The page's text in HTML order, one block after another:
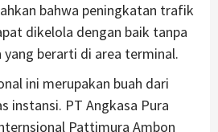
bahwa peningkatan trafik
dikelola dengan baik tanpa
yang berarti di area terminal.
ini merupakan buah dari
instansi. PT Angkasa Pura
Pattimura Ambon